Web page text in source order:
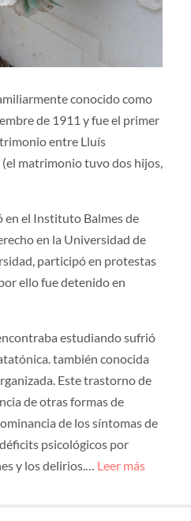
conocido como
de 1911 y fue el primer
entre Lluís
matrimonio tuvo dos hijos,
el Instituto Balmes de
en la Universidad de
participó en protestas
ello fue detenido en
estudiando sufrió
también conocida
Este trastorno de
de otras formas de
de los síntomas de
psicológicos por
y los delirios.… Leer más